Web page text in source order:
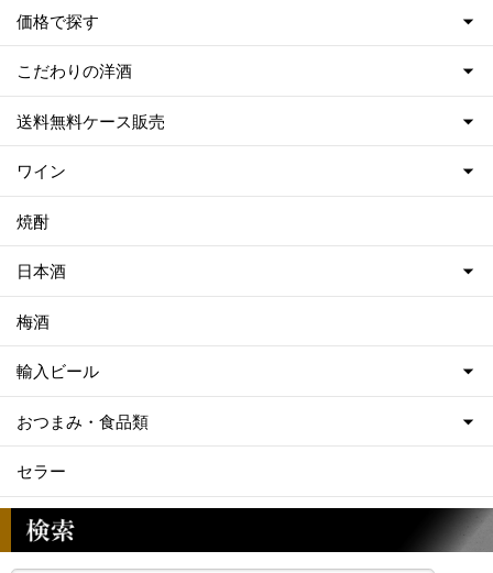
価格で探す
こだわりの洋酒
送料無料ケース販売
ワイン
焼酎
日本酒
梅酒
輸入ビール
おつまみ・食品類
セラー